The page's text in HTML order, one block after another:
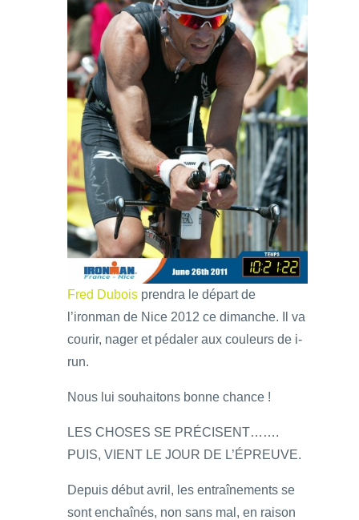
Fred Dubois prendra le départ de
l’ironman de Nice 2012 ce dimanche. Il va
courir, nager et pédaler aux couleurs de i-
run.
Nous lui souhaitons bonne chance !
LES CHOSES SE PRÉCISENT…….
PUIS, VIENT LE JOUR DE L’ÉPREUVE.
Depuis début avril, les entraînements se
sont enchaînés, non sans mal, en raison